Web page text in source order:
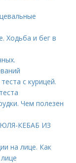
Ходьба и бег в
с курицей.
Чем полезен
КЕБАБ ИЗ
на лице. Как